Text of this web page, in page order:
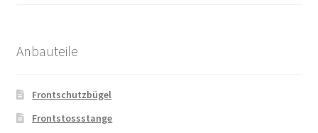
Anbauteile
Frontschutzbügel
Frontstossstange